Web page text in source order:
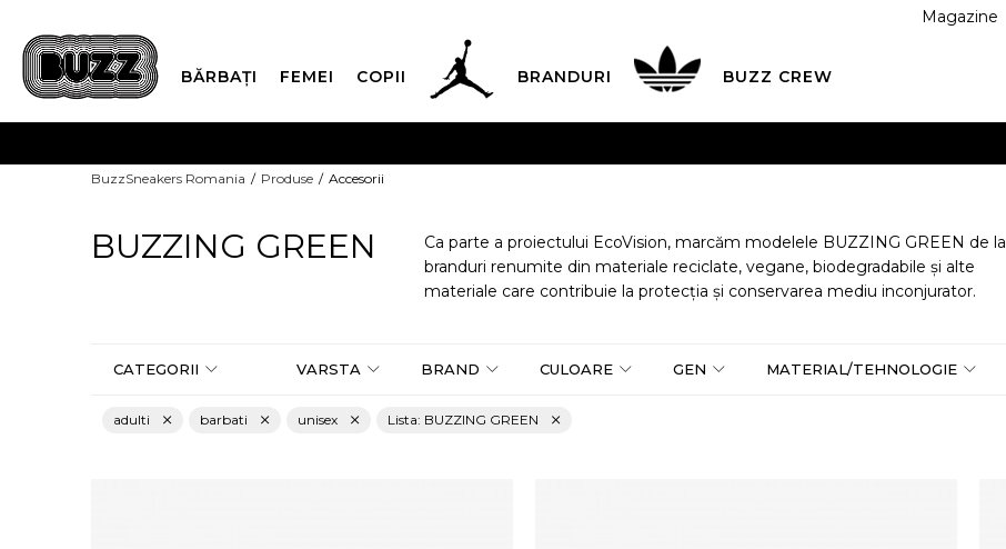
Magazine
BĂRBAȚI FEMEI COPII BRANDURI BUZZ CREW
CUMPĂRĂ ACUM, PLATESTE MAI TÂRZIU
BuzzSneakers Romania Produse Accesorii
BUZZING GREEN
Ca parte a proiectului EcoVision, marcăm modelele BUZZING GREEN de la
branduri renumite din materiale reciclate, vegane, biodegradabile și alte
materiale care contribuie la protecția și conservarea mediu inconjurator.
CATEGORII VARSTA BRAND CULOARE GEN MATERIAL/TEHNOLOGIE
adulti barbati unisex Lista: BUZZING GREEN